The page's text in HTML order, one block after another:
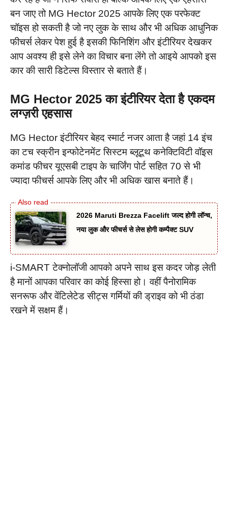
बन जाए तो MG Hector 2025 आपके लिए एक परफेक्ट
चॉइस हो सकती है जो नए लुक के साथ और भी अधिक आधुनिक
फीचर्स लेकर पेश हुई है इसकी फिनिशिंग और इंटीरियर देखकर
आप अवश्य ही इसे लेने का विचार बना लेंगे तो आइये आपको इस
कार की सारी डिटेल्स विस्तार से बताते हैं।
MG Hector 2025 का इंटीरियर देता है एकदम
लग्ज़री एहसास
MG Hector इंटीरियर बेहद स्मार्ट नजर आता है जहां 14 इंच
का टच स्क्रीन इन्फोटेनमेंट सिस्टम ब्लूटूथ कनेक्टिविटी वॉइस
कमांड फीचर यूएसबी टाइप के चार्जिंग पोर्ट सहित 70 से भी
ज्यादा फीचर्स आपके लिए और भी अधिक खास बनाते हैं।
2026 Maruti Brezza Facelift जल्द होगी लॉन्च,
नया लुक और फीचर्स से लेस होगी कम्पैक्ट SUV
i-SMART टेक्नोलॉजी आपको अपने साथ इस कदर जोड़ लेती
है मानों आपका परिवार का कोई हिस्सा हो। वहीं पैनोरामिक
सनरूफ और वेंटिलेटेड सीट्स गर्मियों की ड्राइव को भी ठंडा
रखने में सक्षम हैं।